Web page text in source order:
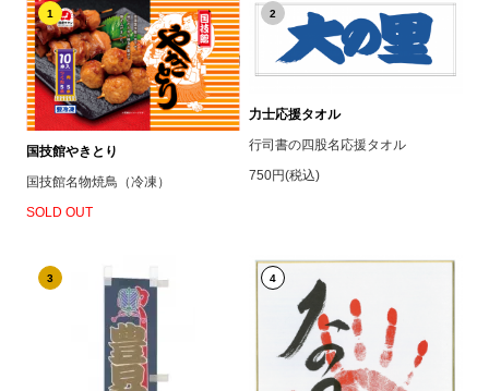
1
国技館やきとり
国技館名物焼鳥（冷凍）
SOLD OUT
2
力士応援タオル
行司書の四股名応援タオル
750円(税込)
3 4